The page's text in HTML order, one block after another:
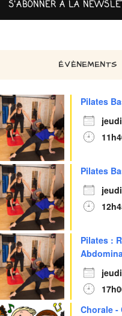
ÉVÈNEMENTS
Pilates
Pilates
Pilates :
Chorale -